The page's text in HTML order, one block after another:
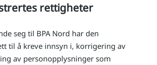
rettigheter
seg til BPA Nord har den
til å kreve innsyn i, korrigering av
av personopplysninger som